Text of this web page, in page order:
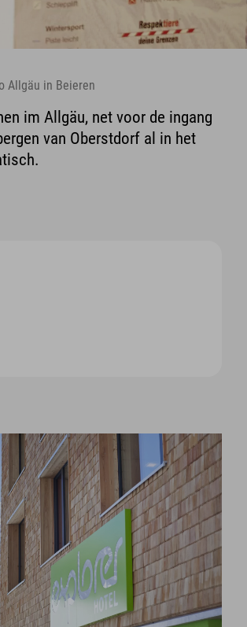
Allgäu in Beieren
im Allgäu, net voor de ingang
van Oberstdorf al in het